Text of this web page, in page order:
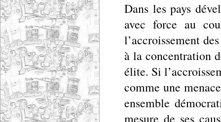
Dans les pays
avec force au
l’accroissement
à la concentration
élite. Si
comme une
ensemble
mesure de ses